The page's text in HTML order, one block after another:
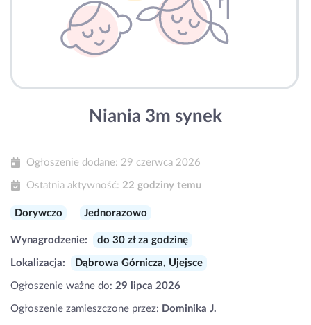
Niania 3m synek
Ogłoszenie dodane: 29 czerwca 2026
Ostatnia aktywność: 22 godziny temu
Dorywczo Jednorazowo
Wynagrodzenie: do 30 zł za godzinę
Lokalizacja: Dąbrowa Górnicza, Ujejsce
Ogłoszenie ważne do: 29 lipca 2026
Ogłoszenie zamieszczone przez: Dominika J.